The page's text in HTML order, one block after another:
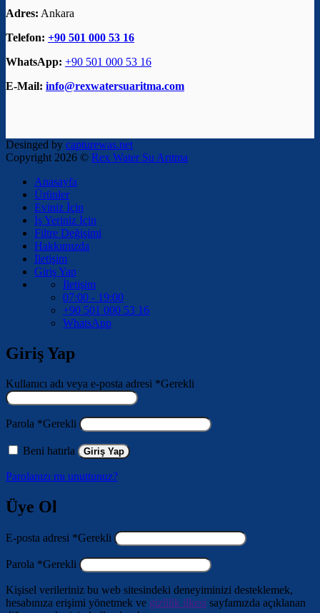
Adres: Ankara
Telefon: +90 501 000 53 16
WhatsApp: +90 501 000 53 16
E-Mail: info@rexwatersuaritma.com
Desinged by capturewas.net
Copyright 2026 © Rex Water Su Arıtma
Anasayfa
Ürünler
Eviniz İçin
İş Yeriniz İçin
Filtre Değişimi
Hakkımızda
İletişim
Giriş Yap
İletişim
07:00 - 19:00
+90 501 000 53 16
WhatsApp
Giriş Yap
Kullanıcı adı veya e-posta adresi *Gerekli
Parola *Gerekli
Beni hatırla Giriş Yap
Parolanızı mı unuttunuz?
Üye Ol
E-posta adresi *Gerekli
Parola *Gerekli
Kişisel verileriniz bu web sitesindeki deneyiminizi desteklemek,
hesabınıza erişimi yönetmek ve gizlilik ilkesi sayfamızda açıklanan